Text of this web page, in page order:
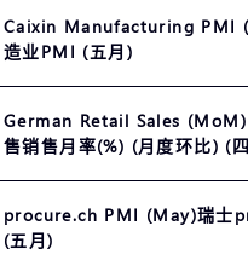
Caixin Manufacturing PMI
造业PMI (五月)
German Retail Sales
售销售月率(%) (月度环比) (
procure.ch PMI (May)瑞士
(五月)